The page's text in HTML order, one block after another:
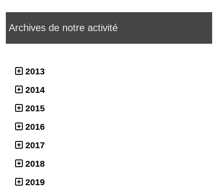
Archives de notre activité
2013
2014
2015
2016
2017
2018
2019